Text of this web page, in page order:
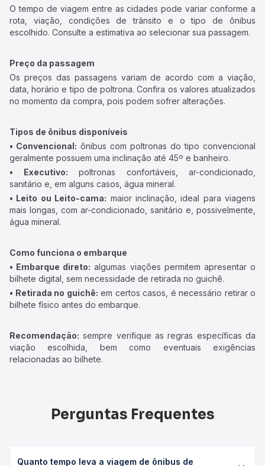
O tempo de viagem entre as cidades pode variar conforme a
rota, viação, condições de trânsito e o tipo de ônibus
escolhido. Consulte a estimativa ao selecionar sua passagem.
Preço da passagem
Os preços das passagens variam de acordo com a viação,
data, horário e tipo de poltrona. Confira os valores atualizados
no momento da compra, pois podem sofrer alterações.
Tipos de ônibus disponíveis
• Convencional: ônibus com poltronas do tipo convencional
geralmente possuem uma inclinação até 45º e banheiro.
• Executivo: poltronas confortáveis, ar-condicionado,
sanitário e, em alguns casos, água mineral.
• Leito ou Leito-cama: maior inclinação, ideal para viagens
mais longas, com ar-condicionado, sanitário e, possivelmente,
água mineral.
Como funciona o embarque
• Embarque direto: algumas viações permitem apresentar o
bilhete digital, sem necessidade de retirada no guichê.
• Retirada no guichê: em certos casos, é necessário retirar o
bilhete físico antes do embarque.
Recomendação: sempre verifique as regras específicas da
viação escolhida, bem como eventuais exigências
relacionadas ao bilhete.
Perguntas Frequentes
Quanto tempo leva a viagem de ônibus de